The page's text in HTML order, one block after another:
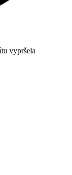
vypršela